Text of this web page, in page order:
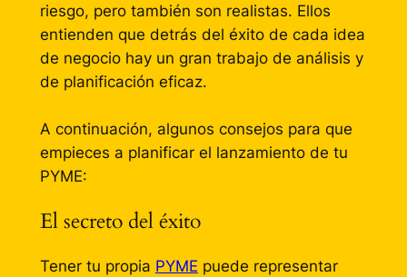
riesgo, pero también son realistas. Ellos
entienden que detrás del éxito de cada idea
de negocio hay un gran trabajo de análisis y
de planificación eficaz.
A continuación, algunos consejos para que
empieces a planificar el lanzamiento de tu
PYME:
El secreto del éxito
Tener tu propia PYME puede representar